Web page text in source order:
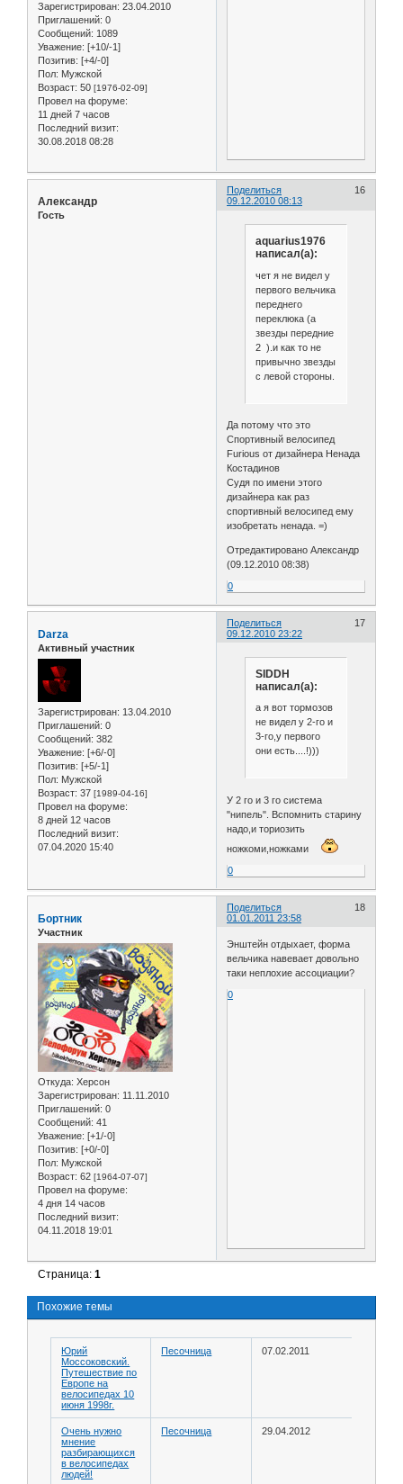
Зарегистрирован: 23.04.2010
Приглашений: 0
Сообщений: 1089
Уважение: [+10/-1]
Позитив: [+4/-0]
Пол: Мужской
Возраст: 50 [1976-02-09]
Провел на форуме:
11 дней 7 часов
Последний визит:
30.08.2018 08:28
Поделиться
16
09.12.2010 08:13
Александр
Гость
aquarius1976
написал(а):
чет я не видел у
первого вельчика
переднего
переклюка (а
звезды передние
2 ).и как то не
привычно звезды
с левой стороны.
Да потому что это
Спортивный велосипед
Furious от дизайнера Ненада
Костадинов
Судя по имени этого
дизайнера как раз
спортивный велосипед ему
изобретать ненада. =)
Отредактировано Александр
(09.12.2010 08:38)
0
Поделиться
17
09.12.2010 23:22
Darza
Активный участник
Зарегистрирован: 13.04.2010
Приглашений: 0
Сообщений: 382
Уважение: [+6/-0]
Позитив: [+5/-1]
Пол: Мужской
Возраст: 37 [1989-04-16]
Провел на форуме:
8 дней 12 часов
Последний визит:
07.04.2020 15:40
SIDDH
написал(а):
а я вот тормозов
не видел у 2-го и
3-го,у первого
они есть....!)))
У 2 го и 3 го система
"нипель". Вспомнить старину
надо,и ториозить
ножкоми,ножками
0
Поделиться
18
01.01.2011 23:58
Бортник
Участник
Откуда: Херсон
Зарегистрирован: 11.11.2010
Приглашений: 0
Сообщений: 41
Уважение: [+1/-0]
Позитив: [+0/-0]
Пол: Мужской
Возраст: 62 [1964-07-07]
Провел на форуме:
4 дня 14 часов
Последний визит:
04.11.2018 19:01
Энштейн отдыхает, форма
вельчика навевает довольно
таки неплохие ассоциации?
0
Страница:1
Похожие темы
Юрий
Моссоковский.
Путешествие по
Европе на
велосипедах 10
июня 1998г.
Песочница 07.02.2011
Очень нужно
мнение
разбирающихся
в велосипедах
людей!
Песочница 29.04.2012